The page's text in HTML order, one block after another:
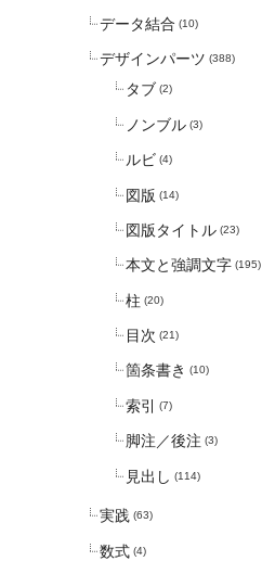
データ結合 (10)
デザインパーツ (388)
タブ (2)
ノンブル (3)
ルビ (4)
図版 (14)
図版タイトル (23)
本文と強調文字 (195)
柱 (20)
目次 (21)
箇条書き (10)
索引 (7)
脚注／後注 (3)
見出し (114)
実践 (63)
数式 (4)